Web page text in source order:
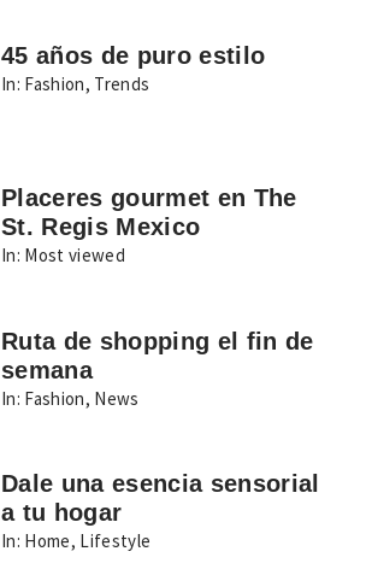
45 años de puro estilo
In: Fashion, Trends
Placeres gourmet en The
St. Regis Mexico
In: Most viewed
Ruta de shopping el fin de
semana
In: Fashion, News
Dale una esencia sensorial
a tu hogar
In: Home, Lifestyle